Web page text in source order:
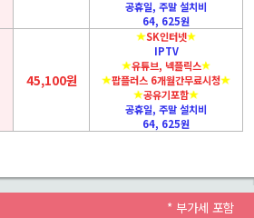
공휴일, 주말 설치비
64, 625원
45,100원
SK인터넷
IPTV
유튜브, 넥플릭스
팝플러스 6개월간무료시청
공유기포함
공휴일, 주말 설치비
64, 625원
* 부가세 포함